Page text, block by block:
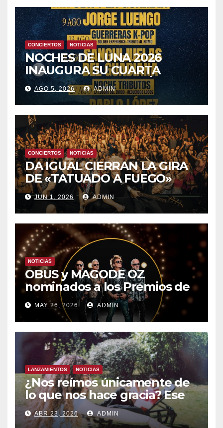
CONCIERTOS NOTICIAS
NOCHES DE LUNA 2026
INAUGURA SU CUARTA
TEMPORADA ESTE SÁBADO
8 CON OBK Y LA GUARDIA
AGO 5, 2026 ADMIN
CONCIERTOS NOTICIAS
DA IGUAL CIERRAN LA GIRA
DE «TATUADO A FUEGO»
CON UN LLENO EN LA SALA
DEL MOVISTAR ARENA DE
MADRID
JUN 1, 2026 ADMIN
NOTICIAS
OBUS y MAGODE OZ
nominados a los Premios de
la Academia de la Música de
España- Esta noche en La 2
MAY 26, 2026 ADMIN
LANZAMIENTOS NOTICIAS
¿Nos reímos únicamente de
lo que nos hace gracia? Ese
chiste ya me lo has contado,
el nuevo single de JUAN
ABR 23, 2026 ADMIN